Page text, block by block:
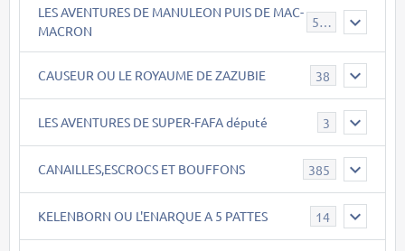
LES AVENTURES DE MANULEON PUIS DE MAC-
MACRON
543
CAUSEUR OU LE ROYAUME DE ZAZUBIE 38
LES AVENTURES DE SUPER-FAFA député 3
CANAILLES,ESCROCS ET BOUFFONS 385
KELENBORN OU L'ENARQUE A 5 PATTES 14